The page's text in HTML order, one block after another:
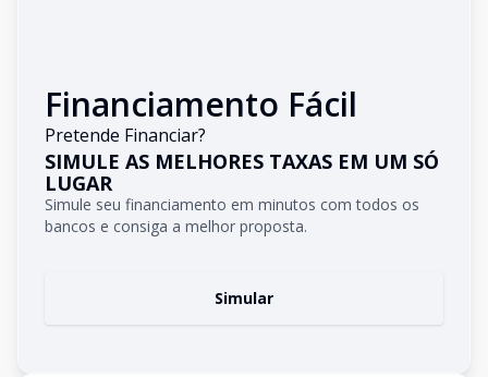
Financiamento Fácil
Pretende Financiar?
SIMULE AS MELHORES TAXAS EM UM SÓ
LUGAR
Simule seu financiamento em minutos com todos os
bancos e consiga a melhor proposta.
Simular